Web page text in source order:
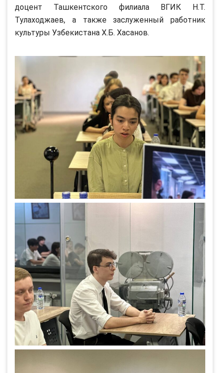
доцент Ташкентского филиала ВГИК Н.Т.
Тулаходжаев, а также заслуженный работник
культуры Узбекистана Х.Б. Хасанов.